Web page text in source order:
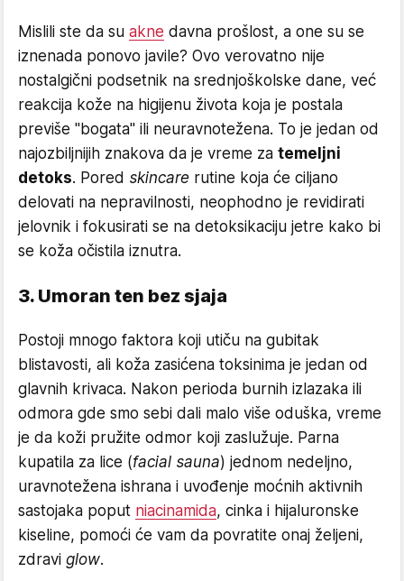
Mislili ste da su akne davna prošlost, a one su se
iznenada ponovo javile? Ovo verovatno nije
nostalgični podsetnik na srednjoškolske dane, već
reakcija kože na higijenu života koja je postala
previše "bogata" ili neuravnotežena. To je jedan od
najozbiljnijih znakova da je vreme za temeljni
detoks. Pored skincare rutine koja će ciljano
delovati na nepravilnosti, neophodno je revidirati
jelovnik i fokusirati se na detoksikaciju jetre kako bi
se koža očistila iznutra.
3. Umoran ten bez sjaja
Postoji mnogo faktora koji utiču na gubitak
blistavosti, ali koža zasićena toksinima je jedan od
glavnih krivaca. Nakon perioda burnih izlazaka ili
odmora gde smo sebi dali malo više oduška, vreme
je da koži pružite odmor koji zaslužuje. Parna
kupatila za lice (facial sauna) jednom nedeljno,
uravnotežena ishrana i uvođenje moćnih aktivnih
sastojaka poput niacinamida, cinka i hijaluronske
kiseline, pomoći će vam da povratite onaj željeni,
zdravi glow.